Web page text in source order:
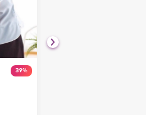
39%